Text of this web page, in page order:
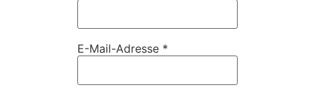
E-Mail-Adresse *